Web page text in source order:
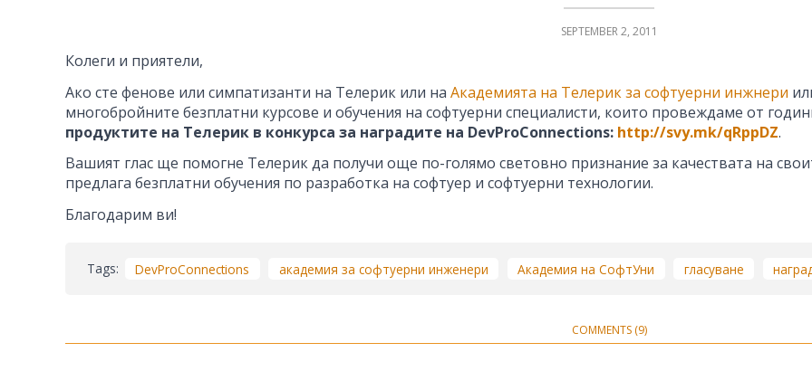
SEPTEMBER 2, 2011
Колеги и приятели,
Ако сте фенове или симпатизанти на Телерик или на Академията на Телерик за софтуерни инжнери
многобройните безплатни курсове и обучения на софтуерни специалисти, които провеждаме от
продуктите на Телерик в конкурса за наградите на DevProConnections: http://svy.mk/qRppDZ.
Вашият глас ще помогне Телерик да получи още по-голямо световно признание за качествата на
предлага безплатни обучения по разработка на софтуер и софтуерни технологии.
Благодарим ви!
Tags: DevProConnections академия за софтуерни инженери Академия на СофтУни гласуване
COMMENTS (9)